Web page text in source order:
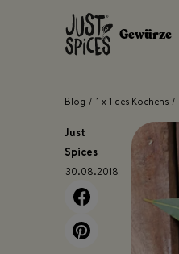
Zum Inhalt springen
Gewürze
Blog / 1 x 1 des Kochens /
Just
Spices
30.08.2018